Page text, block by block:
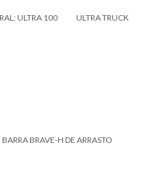
ULTRA 100 ULTRA TRUCK
BRAVE-H DE ARRASTO